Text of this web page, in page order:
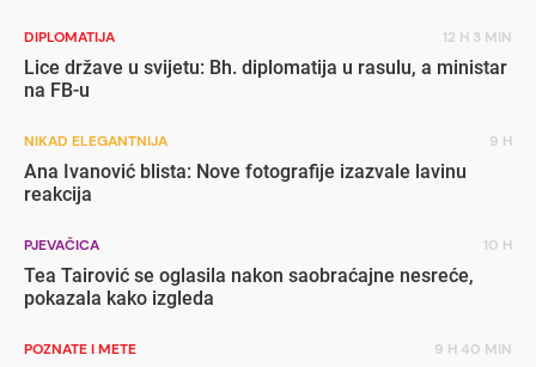
DIPLOMATIJA 12 H 3 MIN
Lice države u svijetu: Bh. diplomatija u rasulu, a ministar
na FB-u
NIKAD ELEGANTNIJA 9 H
Ana Ivanović blista: Nove fotografije izazvale lavinu
reakcija
PJEVAČICA 10 H
Tea Tairović se oglasila nakon saobraćajne nesreće,
pokazala kako izgleda
POZNATE I METE 9 H 40 MIN